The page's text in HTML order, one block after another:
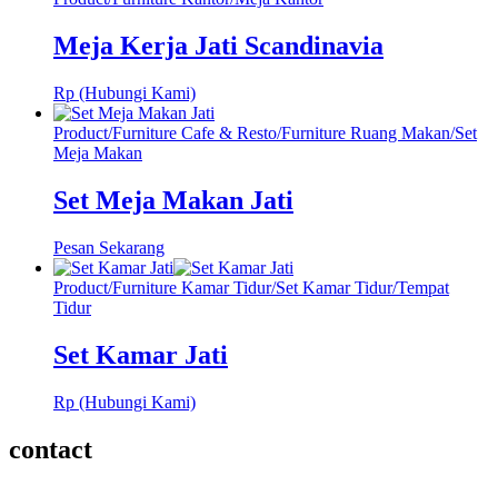
Meja Kerja Jati Scandinavia
Rp (Hubungi Kami)
Product/Furniture Cafe & Resto/Furniture Ruang Makan/Set
Meja Makan
Set Meja Makan Jati
Pesan Sekarang
Product/Furniture Kamar Tidur/Set Kamar Tidur/Tempat
Tidur
Set Kamar Jati
Rp (Hubungi Kami)
contact